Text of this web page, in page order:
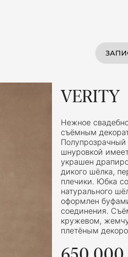
VERITY
Нежное
съёмным
Полупрозрачный
шнуровкой
украшен
дикого шёлка,
плечики. Юбка
натурального
оформлен
соединения.
кружевом,
плетёным